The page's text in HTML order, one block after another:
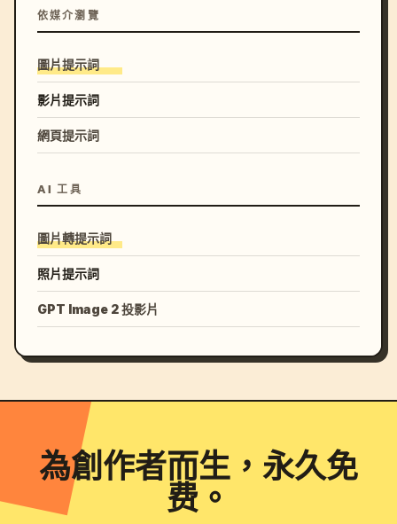
依媒介瀏覽
圖片提示詞
影片提示詞
網頁提示詞
AI 工具
圖片轉提示詞
照片提示詞
GPT Image 2 投影片
為創作者而生，永久免
费。